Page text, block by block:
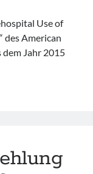
Use of
des American
dem Jahr 2015